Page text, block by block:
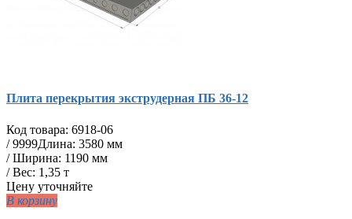
Плита перекрытия экструдерная ПБ 36-12
Код товара: 6918-06
/9999Длина: 3580 мм
/ Ширина: 1190 мм
/ Вес: 1,35 т
Цену уточняйте
В корзину